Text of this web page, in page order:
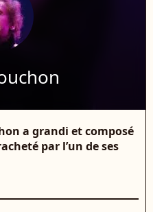
a grandi et composé
par l’un de ses